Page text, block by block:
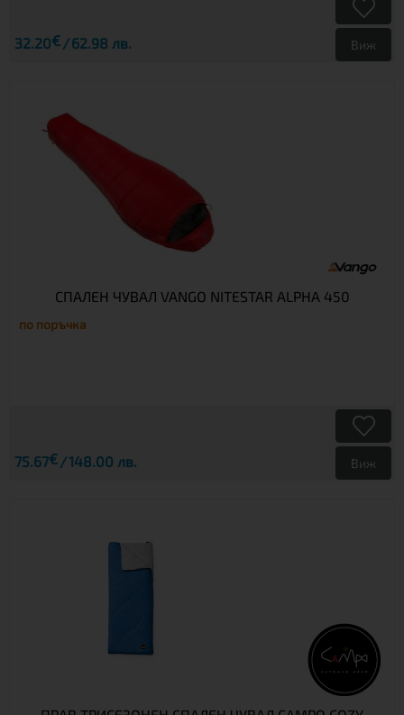
32.20€ 62.98 лв. Виж
СПАЛЕН ЧУВАЛ VANGO NITESTAR ALPHA 450
по поръчка
75.67€ 148.00 лв. Виж